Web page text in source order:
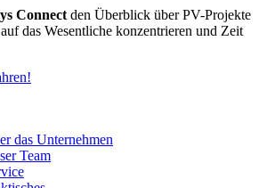
Connect den Überblick über PV-Projekte
das Wesentliche konzentrieren und Zeit
das Unternehmen
Team